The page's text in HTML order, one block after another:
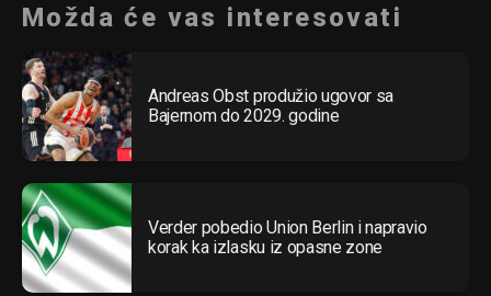
Možda će vas interesovati
Andreas Obst produžio ugovor sa
Bajernom do 2029. godine
Verder pobedio Union Berlin i napravio
korak ka izlasku iz opasne zone